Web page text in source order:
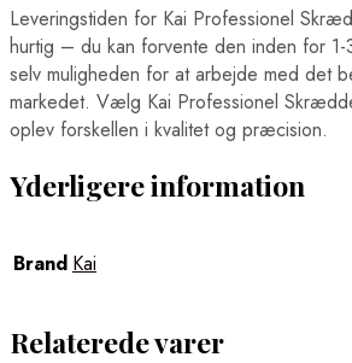
Leveringstiden for Kai Professionel
hurtig – du kan forvente den inden for
selv muligheden for at arbejde med det
markedet. Vælg Kai Professionel
oplev forskellen i kvalitet og præcision.
Yderligere information
Brand Kai
Relaterede varer